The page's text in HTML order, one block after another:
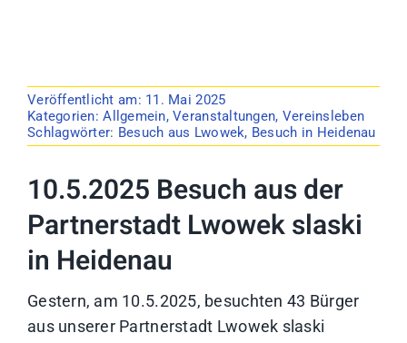
Veröffentlicht am: 11. Mai 2025
Kategorien:Allgemein,Veranstaltungen, Vereinsleben
Schlagwörter: Besuch aus Lwowek, Besuch in Heidenau
10.5.2025 Besuch aus der
Partnerstadt Lwowek slaski
in Heidenau
Gestern, am 10.5.2025, besuchten 43 Bürger
aus unserer Partnerstadt Lwowek slaski